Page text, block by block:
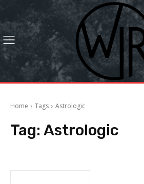
Home Tags Astrologic
Tag: Astrologic